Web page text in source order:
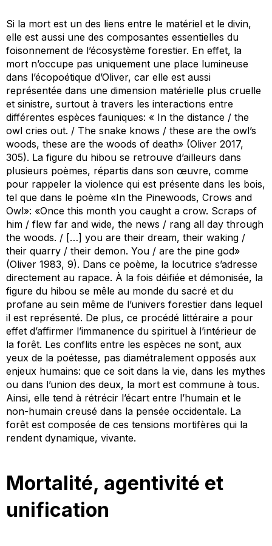
Si la mort est un des liens entre le matériel et le divin,
elle est aussi une des composantes essentielles du
foisonnement de l’écosystème forestier. En effet, la
mort n’occupe pas uniquement une place lumineuse
dans l’écopoétique d’Oliver, car elle est aussi
représentée dans une dimension matérielle plus cruelle
et sinistre, surtout à travers les interactions entre
différentes espèces fauniques: « In the distance / the
owl cries out. / The snake knows / these are the owl’s
woods, these are the woods of death» (Oliver 2017,
305). La figure du hibou se retrouve d’ailleurs dans
plusieurs poèmes, répartis dans son œuvre, comme
pour rappeler la violence qui est présente dans les bois,
tel que dans le poème «In the Pinewoods, Crows and
Owl»: «Once this month you caught a crow. Scraps of
him / flew far and wide, the news / rang all day through
the woods. / […] you are their dream, their waking /
their quarry / their demon. You / are the pine god»
(Oliver 1983, 9). Dans ce poème, la locutrice s’adresse
directement au rapace. À la fois déifiée et démonisée, la
figure du hibou se mêle au monde du sacré et du
profane au sein même de l’univers forestier dans lequel
il est représenté. De plus, ce procédé littéraire a pour
effet d’affirmer l’immanence du spirituel à l’intérieur de
la forêt. Les conflits entre les espèces ne sont, aux
yeux de la poétesse, pas diamétralement opposés aux
enjeux humains: que ce soit dans la vie, dans les mythes
ou dans l’union des deux, la mort est commune à tous.
Ainsi, elle tend à rétrécir l’écart entre l’humain et le
non-humain creusé dans la pensée occidentale. La
forêt est composée de ces tensions mortifères qui la
rendent dynamique, vivante.
Mortalité, agentivité et
unification